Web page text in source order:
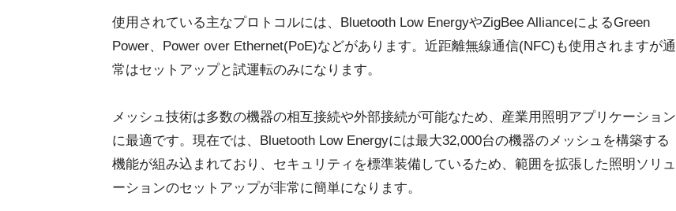
使用されている主なプロトコルには、Bluetooth Low EnergyやZigBee AllianceによるGreen
Power、Power over Ethernet(PoE)などがあります。近距離無線通信(NFC)も使用されますが通
常はセットアップと試運転のみになります。
メッシュ技術は多数の機器の相互接続や外部接続が可能なため、産業用照明アプリケーション
に最適です。現在では、Bluetooth Low Energyには最大32,000台の機器のメッシュを構築する
機能が組み込まれており、セキュリティを標準装備しているため、範囲を拡張した照明ソリュ
ーションのセットアップが非常に簡単になります。